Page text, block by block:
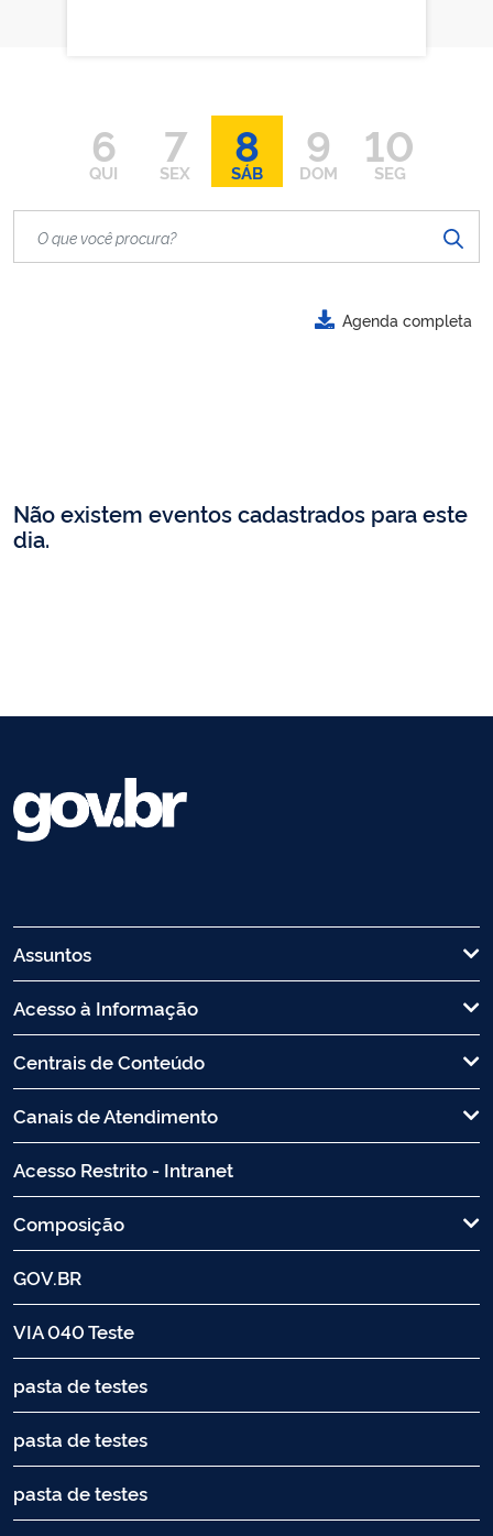
6
QUI
7
SEX
8
SÁB
9
DOM
10
SEG
Agenda completa
Não existem eventos cadastrados para este
dia.
Assuntos
Acesso à Informação
Centrais de Conteúdo
Canais de Atendimento
Acesso Restrito - Intranet
Composição
GOV.BR
VIA 040 Teste
pasta de testes
pasta de testes
pasta de testes